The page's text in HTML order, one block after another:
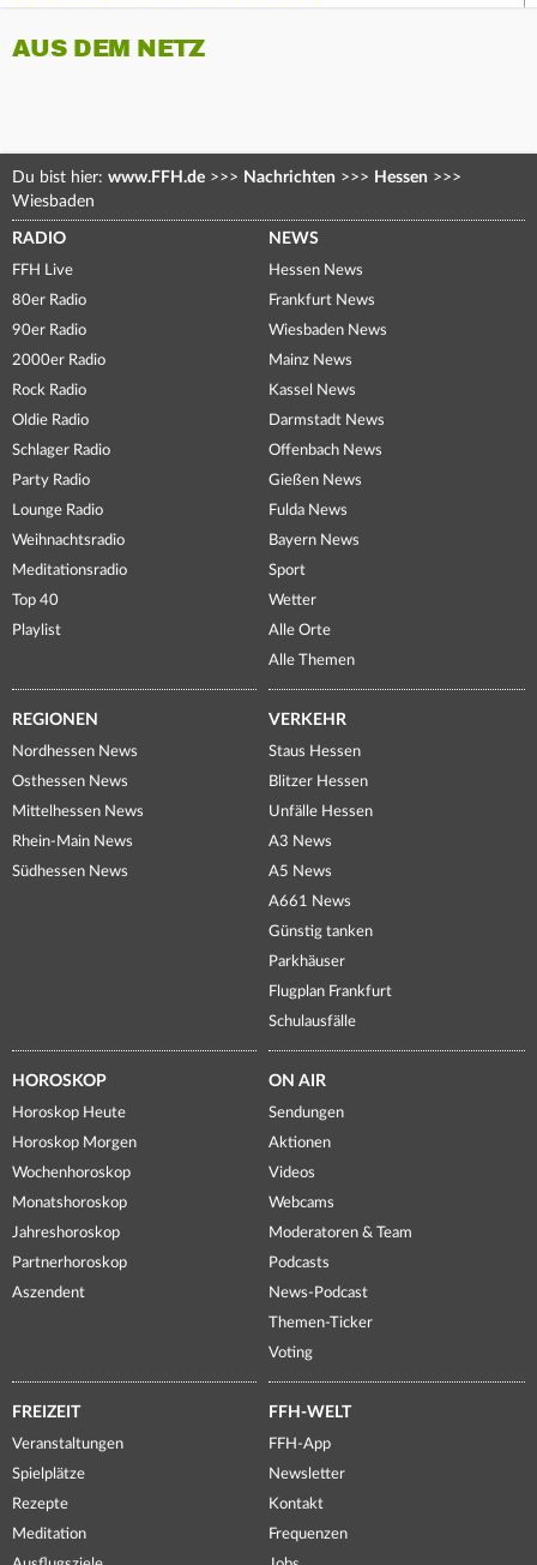
AUS DEM NETZ
Du bist hier: www.FFH.de >>> Nachrichten >>> Hessen >>>
Wiesbaden
RADIO
FFH Live
80er Radio
90er Radio
2000er Radio
Rock Radio
Oldie Radio
Schlager Radio
Party Radio
Lounge Radio
Weihnachtsradio
Meditationsradio
Top 40
Playlist
NEWS
Hessen News
Frankfurt News
Wiesbaden News
Mainz News
Kassel News
Darmstadt News
Offenbach News
Gießen News
Fulda News
Bayern News
Sport
Wetter
Alle Orte
Alle Themen
REGIONEN
Nordhessen News
Osthessen News
Mittelhessen News
Rhein-Main News
Südhessen News
VERKEHR
Staus Hessen
Blitzer Hessen
Unfälle Hessen
A3 News
A5 News
A661 News
Günstig tanken
Parkhäuser
Flugplan Frankfurt
Schulausfälle
HOROSKOP
Horoskop Heute
Horoskop Morgen
Wochenhoroskop
Monatshoroskop
Jahreshoroskop
Partnerhoroskop
Aszendent
ON AIR
Sendungen
Aktionen
Videos
Webcams
Moderatoren & Team
Podcasts
News-Podcast
Themen-Ticker
Voting
FREIZEIT
Veranstaltungen
Spielplätze
Rezepte
Meditation
FFH-WELT
FFH-App
Newsletter
Kontakt
Frequenzen